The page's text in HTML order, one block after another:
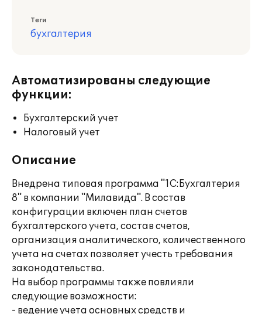
Теги
бухгалтерия
Автоматизированы следующие
функции:
Бухгалтерский учет
Налоговый учет
Описание
Внедрена типовая программа "1С:Бухгалтерия
8" в компании "Милавида". В состав
конфигурации включен план счетов
бухгалтерского учета, состав счетов,
организация аналитического, количественного
учета на счетах позволяет учесть требования
законодательства.
На выбор программы также повлияли
следующие возможности:
- ведение учета основных средств и